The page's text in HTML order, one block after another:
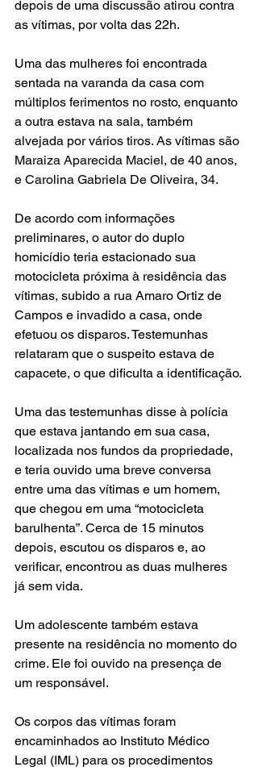
depois de uma discussão atirou contra
as vítimas, por volta das 22h.
Uma das mulheres foi encontrada
sentada na varanda da casa com
múltiplos ferimentos no rosto, enquanto
a outra estava na sala, também
alvejada por vários tiros. As vítimas são
Maraiza Aparecida Maciel, de 40 anos,
e Carolina Gabriela De Oliveira, 34.
De acordo com informações
preliminares, o autor do duplo
homicídio teria estacionado sua
motocicleta próxima à residência das
vítimas, subido a rua Amaro Ortiz de
Campos e invadido a casa, onde
efetuou os disparos. Testemunhas
relataram que o suspeito estava de
capacete, o que dificulta a identificação.
Uma das testemunhas disse à polícia
que estava jantando em sua casa,
localizada nos fundos da propriedade,
e teria ouvido uma breve conversa
entre uma das vítimas e um homem,
que chegou em uma “motocicleta
barulhenta”. Cerca de 15 minutos
depois, escutou os disparos e, ao
verificar, encontrou as duas mulheres
já sem vida.
Um adolescente também estava
presente na residência no momento do
crime. Ele foi ouvido na presença de
um responsável.
Os corpos das vítimas foram
encaminhados ao Instituto Médico
Legal (IML) para os procedimentos